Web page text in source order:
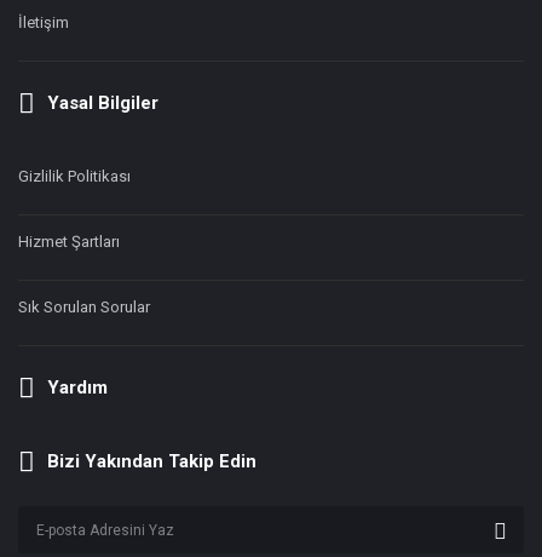
İletişim
Yasal Bilgiler
Gizlilik Politikası
Hizmet Şartları
Sık Sorulan Sorular
Yardım
Bizi Yakından Takip Edin